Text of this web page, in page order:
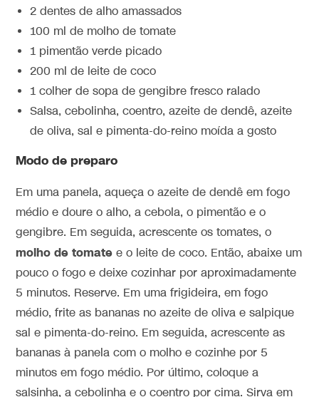
2 dentes de alho amassados
100 ml de molho de tomate
1 pimentão verde picado
200 ml de leite de coco
1 colher de sopa de gengibre fresco ralado
Salsa, cebolinha, coentro, azeite de dendê, azeite
de oliva, sal e pimenta-do-reino moída a gosto
Modo de preparo
Em uma panela, aqueça o azeite de dendê em fogo
médio e doure o alho, a cebola, o pimentão e o
gengibre. Em seguida, acrescente os tomates, o
molho de tomate e o leite de coco. Então, abaixe um
pouco o fogo e deixe cozinhar por aproximadamente
5 minutos. Reserve. Em uma frigideira, em fogo
médio, frite as bananas no azeite de oliva e salpique
sal e pimenta-do-reino. Em seguida, acrescente as
bananas à panela com o molho e cozinhe por 5
minutos em fogo médio. Por último, coloque a
salsinha, a cebolinha e o coentro por cima. Sirva em